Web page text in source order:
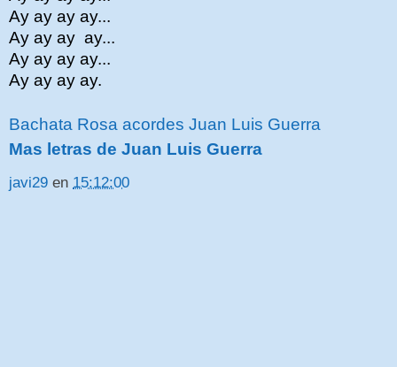
Ay ay ay ay...
Ay ay ay ay...
Ay ay ay ay...
Ay ay ay ay.
Bachata Rosa acordes Juan Luis Guerra
Mas letras de Juan Luis Guerra
javi29 en 15:12:00